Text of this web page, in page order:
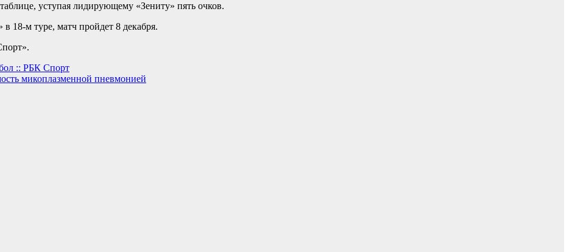
уступая лидирующему «Зениту» пять очков.
18-м туре, матч пройдет 8 декабря.
:: РБК Спорт
микоплазменной пневмонией